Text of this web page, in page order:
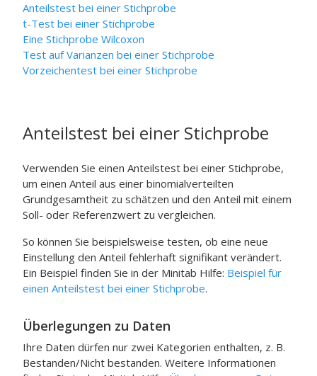
Anteilstest bei einer Stichprobe
t-Test bei einer Stichprobe
Eine Stichprobe Wilcoxon
Test auf Varianzen bei einer Stichprobe
Vorzeichentest bei einer Stichprobe
Anteilstest bei einer Stichprobe
Verwenden Sie einen Anteilstest bei einer Stichprobe,
um einen Anteil aus einer binomialverteilten
Grundgesamtheit zu schätzen und den Anteil mit einem
Soll- oder Referenzwert zu vergleichen.
So können Sie beispielsweise testen, ob eine neue
Einstellung den Anteil fehlerhaft signifikant verändert.
Ein Beispiel finden Sie in der Minitab Hilfe: Beispiel für
einen Anteilstest bei einer Stichprobe.
Überlegungen zu Daten
Ihre Daten dürfen nur zwei Kategorien enthalten, z. B.
Bestanden/Nicht bestanden. Weitere Informationen